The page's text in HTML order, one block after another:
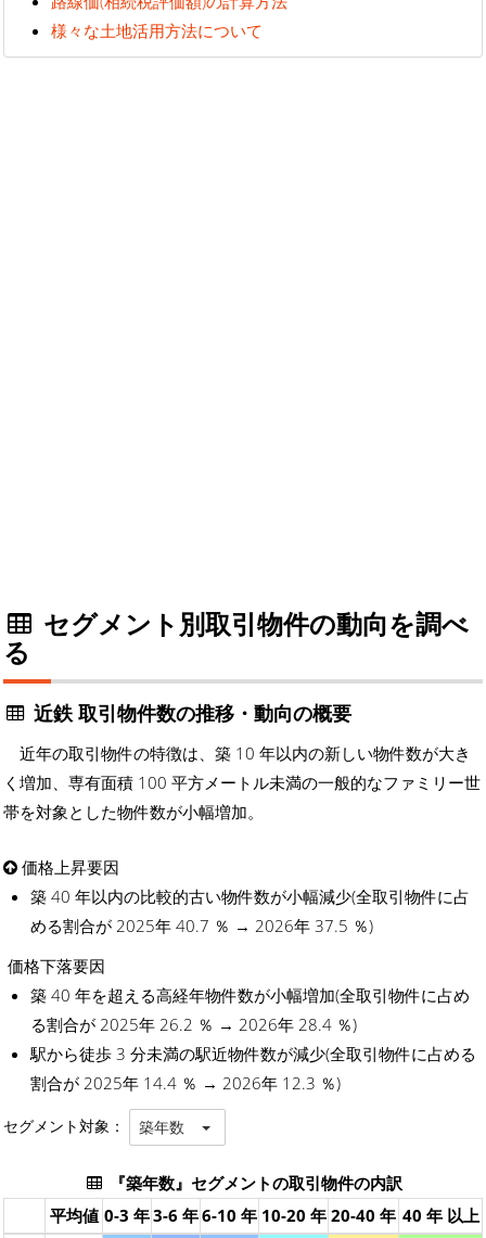
様々な土地活用方法について
セグメント別取引物件の動向を調べ
る
近鉄 取引物件数の推移・動向の概要
近年の取引物件の特徴は、築 10 年以内の新しい物件数が大き
く増加、専有面積 100 平方メートル未満の一般的なファミリー世
帯を対象とした物件数が小幅増加。
価格上昇要因
築 40 年以内の比較的古い物件数が小幅減少(全取引物件に占
める割合が 2025年 40.7 ％ → 2026年 37.5 ％)
価格下落要因
築 40 年を超える高経年物件数が小幅増加(全取引物件に占め
る割合が 2025年 26.2 ％ → 2026年 28.4 ％)
駅から徒歩 3 分未満の駅近物件数が減少(全取引物件に占める
割合が 2025年 14.4 ％ → 2026年 12.3 ％)
セグメント対象： 築年数
『築年数』セグメントの取引物件の内訳
平均値 0-3 年3-6 年6-10 年 10-20 年 20-40 年 40 年 以上